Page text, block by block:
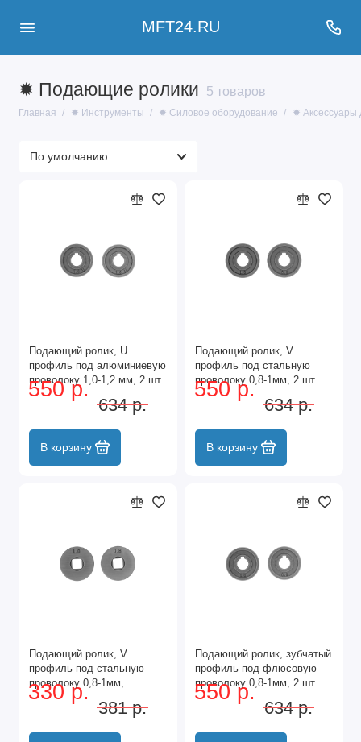
MFT24.RU
✹ Подающие ролики 5 товаров
Главная ✹ Инструменты ✹ Силовое оборудование ✹ Аксессуары
Подающий ролик, U
профиль под алюминиевую
проволоку 1,0-1,2 мм, 2 шт
Denzel
550 р.
634 р.
В корзину
Подающий ролик, V
профиль под стальную
проволоку 0,8-1мм, 2 шт
Denzel
550 р.
634 р.
В корзину
Подающий ролик, V
профиль под стальную
проволоку 0,8-1мм,
посадка квадрат, 2 шт
330 р.
381 р.
Подающий ролик, зубчатый
профиль под флюсовую
проволоку 0,8-1мм, 2 шт
Denzel
550 р.
634 р.